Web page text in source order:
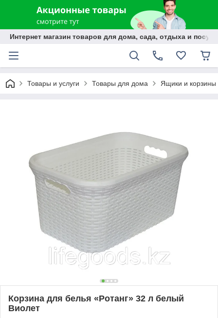
Интернет магазин товаров для дома, сада, отдыха и
Товары и услуги Товары для дома Ящики и корзины
Корзина для белья «Ротанг» 32 л белый
Виолет